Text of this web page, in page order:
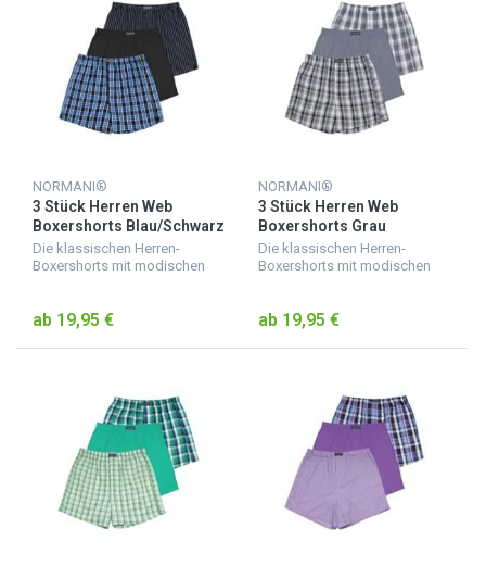
NORMANI®
3 Stück Herren Web
Boxershorts Blau/Schwarz
Die klassischen Herren-
Boxershorts mit modischen
Der weiche Webstoff sowie
ab 19,95 €
NORMANI®
3 Stück Herren Web
Boxershorts Grau
Die klassischen Herren-
Boxershorts mit modischen
Der weiche Webstoff sowie
ab 19,95 €